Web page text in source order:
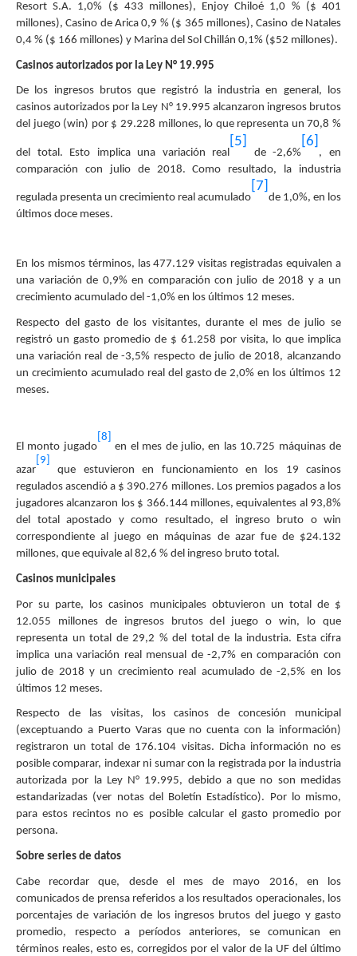
Resort S.A. 1,0% ($ 433 millones), Enjoy Chiloé 1,0 % ($ 401
millones), Casino de Arica 0,9 % ($ 365 millones), Casino de Natales
0,4 % ($ 166 millones) y Marina del Sol Chillán 0,1% ($52 millones).
Casinos autorizados por la Ley N° 19.995
De los ingresos brutos que registró la industria en general, los
casinos autorizados por la Ley N° 19.995 alcanzaron ingresos brutos
del juego (win) por $ 29.228 millones, lo que representa un 70,8 %
del total. Esto implica una variación real
[5]
de -2,6%
[6]
, en
comparación con julio de 2018. Como resultado, la industria
regulada presenta un crecimiento real acumulado
[7]
de 1,0%, en los
últimos doce meses.
En los mismos términos, las 477.129 visitas registradas equivalen a
una variación de 0,9% en comparación con julio de 2018 y a un
crecimiento acumulado del -1,0% en los últimos 12 meses.
Respecto del gasto de los visitantes, durante el mes de julio se
registró un gasto promedio de $ 61.258 por visita, lo que implica
una variación real de -3,5% respecto de julio de 2018, alcanzando
un crecimiento acumulado real del gasto de 2,0% en los últimos 12
meses.
El monto jugado
[8]
en el mes de julio, en las 10.725 máquinas de
azar
[9]
que estuvieron en funcionamiento en los 19 casinos
regulados ascendió a $ 390.276 millones. Los premios pagados a los
jugadores alcanzaron los $ 366.144 millones, equivalentes al 93,8%
del total apostado y como resultado, el ingreso bruto o win
correspondiente al juego en máquinas de azar fue de $24.132
millones, que equivale al 82,6 % del ingreso bruto total.
Casinos municipales
Por su parte, los casinos municipales obtuvieron un total de $
12.055 millones de ingresos brutos del juego o win, lo que
representa un total de 29,2 % del total de la industria. Esta cifra
implica una variación real mensual de -2,7% en comparación con
julio de 2018 y un crecimiento real acumulado de -2,5% en los
últimos 12 meses.
Respecto de las visitas, los casinos de concesión municipal
(exceptuando a Puerto Varas que no cuenta con la información)
registraron un total de 176.104 visitas. Dicha información no es
posible comparar, indexar ni sumar con la registrada por la industria
autorizada por la Ley N° 19.995, debido a que no son medidas
estandarizadas (ver notas del Boletín Estadístico). Por lo mismo,
para estos recintos no es posible calcular el gasto promedio por
persona.
Sobre series de datos
Cabe recordar que, desde el mes de mayo 2016, en los
comunicados de prensa referidos a los resultados operacionales, los
porcentajes de variación de los ingresos brutos del juego y gasto
promedio, respecto a períodos anteriores, se comunican en
términos reales, esto es, corregidos por el valor de la UF del último